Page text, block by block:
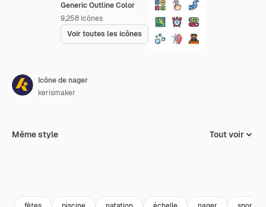
Generic Outline Color
9,258 Icônes
Voir toutes les icônes
Icône de nager
kerismaker
Même style Tout voir